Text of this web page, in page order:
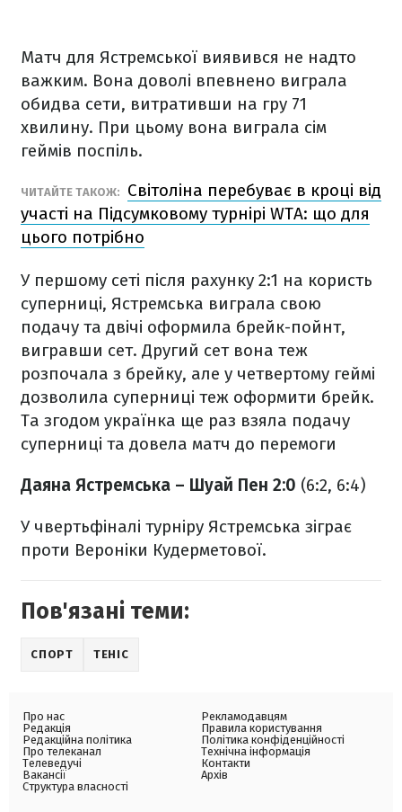
Матч для Ястремської виявився не надто
важким. Вона доволі впевнено виграла
обидва сети, витративши на гру 71
хвилину. При цьому вона виграла сім
геймів поспіль.
ЧИТАЙТЕ ТАКОЖ:
Світоліна перебуває в кроці від
участі на Підсумковому турнірі WTA: що для
цього потрібно
У першому сеті після рахунку 2:1 на користь
суперниці, Ястремська виграла свою
подачу та двічі оформила брейк-пойнт,
вигравши сет. Другий сет вона теж
розпочала з брейку, але у четвертому геймі
дозволила суперниці теж оформити брейк.
Та згодом українка ще раз взяла подачу
суперниці та довела матч до перемоги
Даяна Ястремська – Шуай Пен 2:0 (6:2, 6:4)
У чвертьфіналі турніру Ястремська зіграє
проти Вероніки Кудерметової.
Пов'язані теми:
СПОРТ ТЕНІС
Про нас
Редакція
Редакційна політика
Про телеканал
Телеведучі
Вакансії
Структура власності
Рекламодавцям
Правила користування
Політика конфіденційності
Технічна інформація
Контакти
Архів